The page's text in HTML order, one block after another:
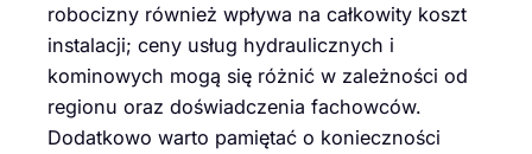
robocizny również wpływa na całkowity koszt
instalacji; ceny usług hydraulicznych i
kominowych mogą się różnić w zależności od
regionu oraz doświadczenia fachowców.
Dodatkowo warto pamiętać o konieczności